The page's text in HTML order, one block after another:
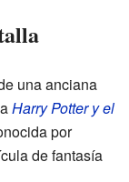
una anciana
Harry Potter y el
por
de fantasía